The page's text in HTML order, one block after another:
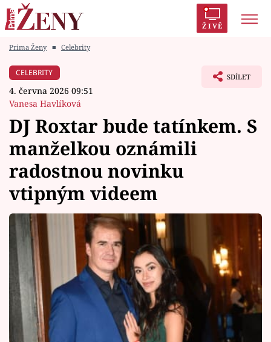
ŽIVĚ
Módní alarm
Témata
Celebrity
Vztahy
Seriály
Horoskopy
Sledujte prima+
Filmový festival Karlovy Vary
Prima Ženy ■ Celebrity
CELEBRITY
4. června 2026 09:51
Vanesa Havlíková
SDÍLET
DJ Roxtar bude tatínkem. S
manželkou oznámili
radostnou novinku
vtipným videem